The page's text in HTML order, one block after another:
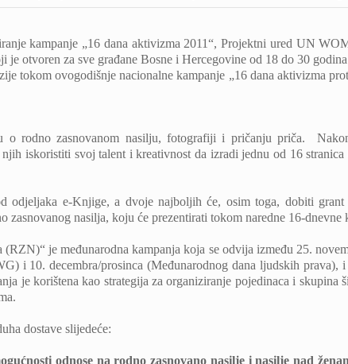
kampanje „16 dana aktivizma 2011“, Projektni ured UN
otvoren za sve građane Bosne i Hercegovine od 18 do 30
tokom ovogodišnje nacionalne kampanje „16 dana aktivizma
o rodno zasnovanom nasilju, fotografiji i pričanju priča.
iskoristiti svoj talent i kreativnost da izradi jednu od 16 stranica
odjeljaka e-Knjige, a dvoje najboljih će, osim toga, dobiti
nasilja, koju će prezentirati tokom naredne 16-dnevne
je međunarodna kampanja koja se odvija između 25.
i 10. decembra/prosinca (Međunarodnog dana ljudskih prava),
je korištena kao strategija za organiziranje pojedinaca i skupina
dostave slijedeće:
odnose na rodno zasnovano nasilje i nasilje nad